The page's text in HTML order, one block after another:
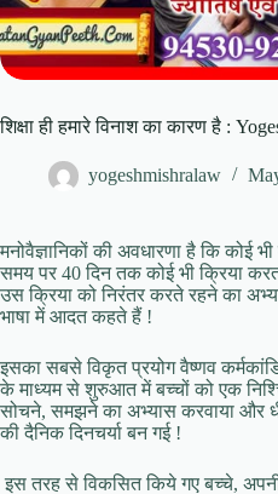
शिक्षा ही हमारे विनाश का कारण है :
yogeshmishralaw
मनोवैज्ञानिकों की अवधारणा है कि कोई
समय पर 40 दिन तक कोई भी क्रिया
उस क्रिया को निरंतर करते रहने का
भाषा में आदत कहते हैं !
इसका सबसे विकृत प्रयोग वैष्णव
के माध्यम से शुरुआत में बच्चों को एक
सोचने, समझने का अभ्यास करवाया और
की दैनिक दिनचर्या बन गई !
इस तरह से विकसित किये गए बच्चे,